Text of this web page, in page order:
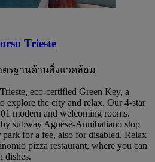
Trieste
ตรฐานด้านสิ่งแวดล้อม
eco-certified Green Key, a
explore the city and relax. Our 4-star
modern and welcoming rooms.
subway Agnese-Annibaliano stop
for a fee, also for disabled. Relax
pizza restaurant, where you can
dishes.